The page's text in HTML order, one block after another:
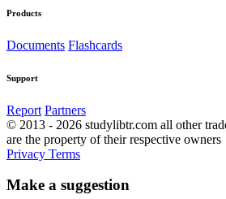
Products
Documents Flashcards
Support
Report Partners
© 2013 - 2026 studylibtr.com all other
are the property of their respective owners
Privacy Terms
Make a suggestion